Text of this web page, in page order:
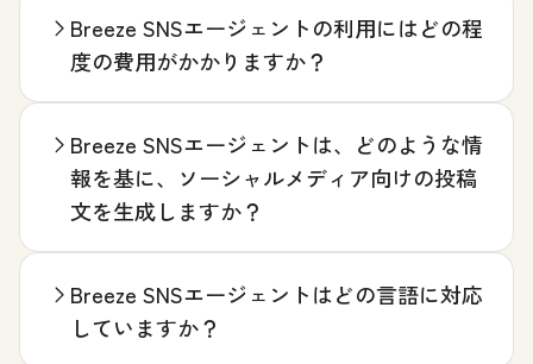
Breeze SNSエージェントの利用にはどの程
度の費用がかかりますか？
Breeze SNSエージェントは、どのような情
報を基に、ソーシャルメディア向けの投稿
文を生成しますか？
Breeze SNSエージェントはどの言語に対応
していますか？